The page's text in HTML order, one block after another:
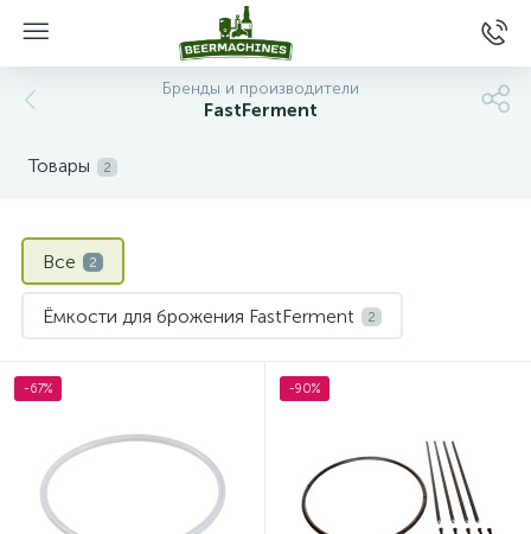
Бренды и производители
FastFerment
Товары 2
Все 2
Ёмкости для брожения FastFerment 2
-67% -90%